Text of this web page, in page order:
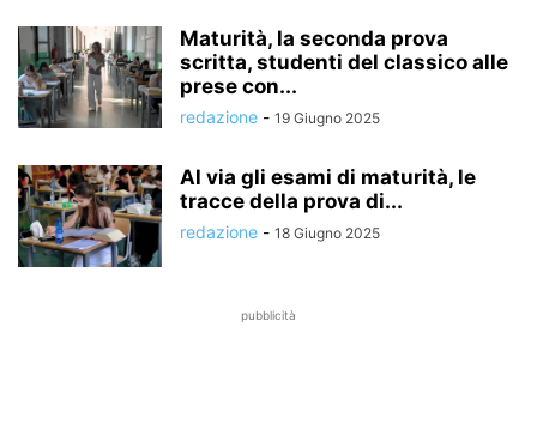
Maturità, la seconda prova
scritta, studenti del classico alle
prese con...
redazione - 19 Giugno 2025
Al via gli esami di maturità, le
tracce della prova di...
redazione - 18 Giugno 2025
pubblicità